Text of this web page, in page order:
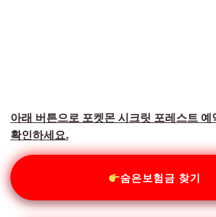
아래 버튼으로 포켓몬 시크릿 포레스트
확인하세요.
숨은보험금 찾기